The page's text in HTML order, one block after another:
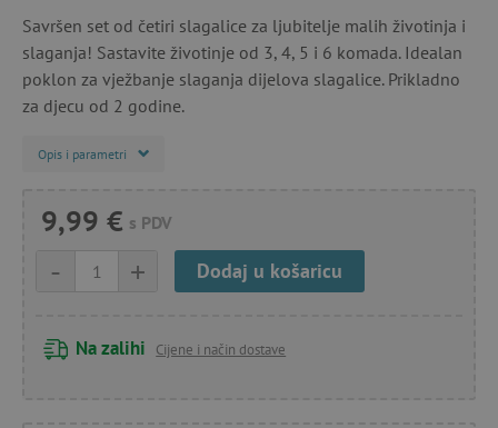
Savršen set od četiri slagalice za ljubitelje malih životinja i
slaganja! Sastavite životinje od 3, 4, 5 i 6 komada. Idealan
poklon za vježbanje slaganja dijelova slagalice. Prikladno
za djecu od 2 godine.
Opis i parametri
9,99 € s PDV
+
- Dodaj u košaricu
Na zalihi Cijene i način dostave